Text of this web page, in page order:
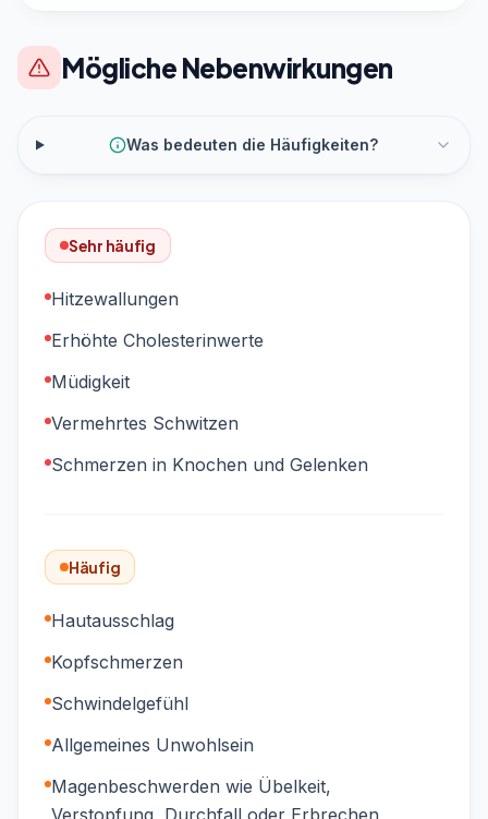
Mögliche Nebenwirkungen
Was bedeuten die Häufigkeiten?
Sehr häufig
Hitzewallungen
Erhöhte Cholesterinwerte
Müdigkeit
Vermehrtes Schwitzen
Schmerzen in Knochen und Gelenken
Häufig
Hautausschlag
Kopfschmerzen
Schwindelgefühl
Allgemeines Unwohlsein
Magenbeschwerden wie Übelkeit,
Verstopfung, Durchfall oder Erbrechen